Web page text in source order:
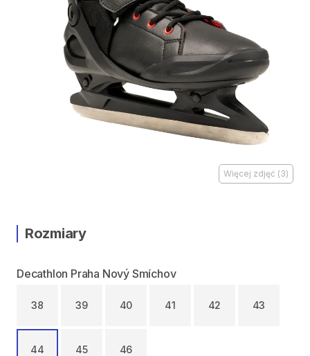
Więcej zdjęć (3)
Rozmiary
Decathlon Praha Nový Smíchov
38 39 40 41 42 43
44 45 46